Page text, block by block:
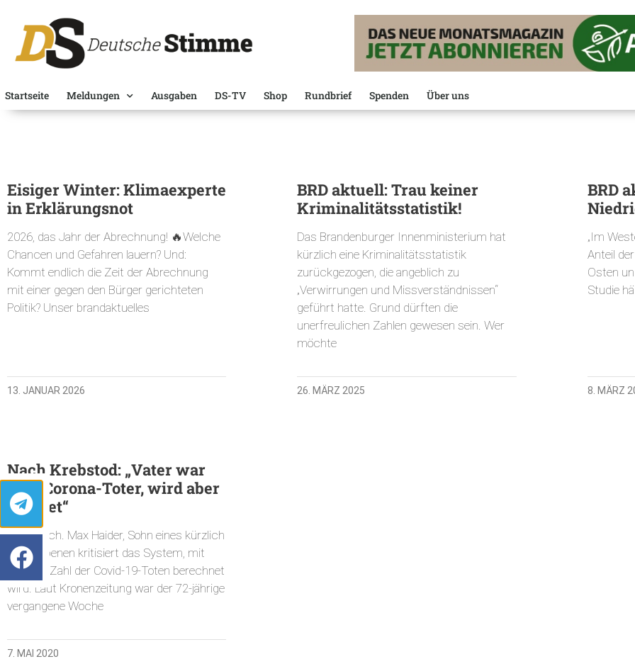
Startseite Meldungen Ausgaben DS-TV Shop Rundbrief Spenden Über uns
Eisiger Winter: Klimaexperte
in Erklärungsnot
2026, das Jahr der Abrechnung! 🔥Welche
Chancen und Gefahren lauern? Und:
Kommt endlich die Zeit der Abrechnung
mit einer gegen den Bürger gerichteten
Politik? Unser brandaktuelles
13. JANUAR 2026
BRD aktuell: Trau keiner
Kriminalitätsstatistik!
Das Brandenburger Innenministerium hat
kürzlich eine Kriminalitätsstatistik
zurückgezogen, die angeblich zu
„Verwirrungen und Missverständnissen“
geführt hatte. Grund dürften die
unerfreulichen Zahlen gewesen sein. Wer
möchte
26. MÄRZ 2025
BRD
„Im
Anteil
Osten
Studie
8. MÄRZ
Nach Krebstod: „Vater war
kein Corona-Toter, wird aber
gelistet“
Österreich. Max Haider, Sohn eines kürzlich
Verstorbenen kritisiert das System, mit
dem die Zahl der Covid-19-Toten berechnet
wird. Laut Kronenzeitung war der 72-jährige
vergangene Woche
7. MAI 2020